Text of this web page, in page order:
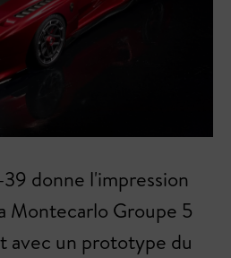
donne l'impression
Montecarlo Groupe 5
avec un prototype du